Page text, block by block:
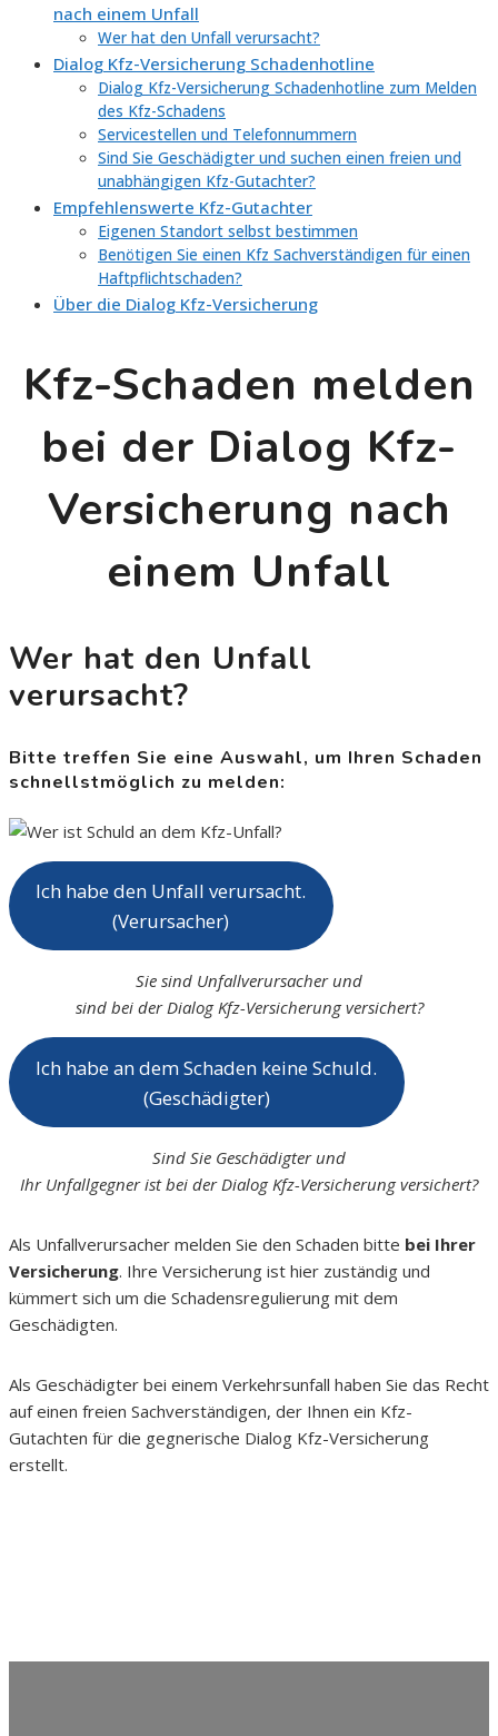
nach einem Unfall
Wer hat den Unfall verursacht?
Dialog Kfz-Versicherung Schadenhotline
Dialog Kfz-Versicherung Schadenhotline zum Melden
des Kfz-Schadens
Servicestellen und Telefonnummern
Sind Sie Geschädigter und suchen einen freien und
unabhängigen Kfz-Gutachter?
Empfehlenswerte Kfz-Gutachter
Eigenen Standort selbst bestimmen
Benötigen Sie einen Kfz Sachverständigen für einen
Haftpflichtschaden?
Über die Dialog Kfz-Versicherung
Kfz-Schaden melden
bei der Dialog Kfz-
Versicherung nach
einem Unfall
Wer hat den Unfall
verursacht?
Bitte treffen Sie eine Auswahl, um Ihren Schaden
schnellstmöglich zu melden:
Ich habe den Unfall verursacht.
(Verursacher)
Sie sind Unfallverursacher und
sind bei der Dialog Kfz-Versicherung versichert?
Ich habe an dem Schaden keine Schuld.
(Geschädigter)
Sind Sie Geschädigter und
Ihr Unfallgegner ist bei der Dialog Kfz-Versicherung versichert?
Als Unfallverursacher melden Sie den Schaden bitte bei Ihrer
Versicherung. Ihre Versicherung ist hier zuständig und
kümmert sich um die Schadensregulierung mit dem
Geschädigten.
Als Geschädigter bei einem Verkehrsunfall haben Sie das Recht
auf einen freien Sachverständigen, der Ihnen ein Kfz-
Gutachten für die gegnerische Dialog Kfz-Versicherung
erstellt.